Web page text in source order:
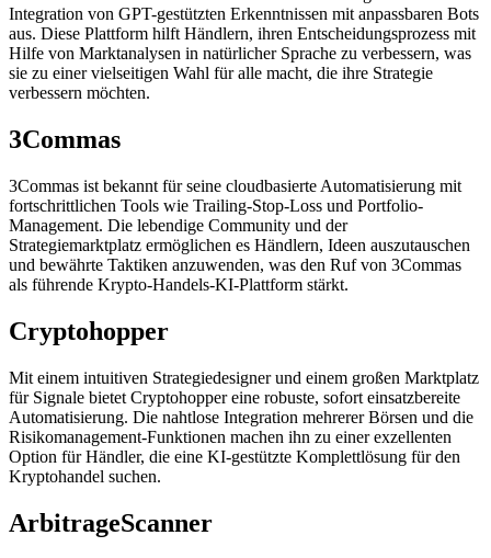
Integration von GPT-gestützten Erkenntnissen mit anpassbaren Bots
aus. Diese Plattform hilft Händlern, ihren Entscheidungsprozess mit
Hilfe von Marktanalysen in natürlicher Sprache zu verbessern, was
sie zu einer vielseitigen Wahl für alle macht, die ihre Strategie
verbessern möchten.
3Commas
3Commas ist bekannt für seine cloudbasierte Automatisierung mit
fortschrittlichen Tools wie Trailing-Stop-Loss und Portfolio-
Management. Die lebendige Community und der
Strategiemarktplatz ermöglichen es Händlern, Ideen auszutauschen
und bewährte Taktiken anzuwenden, was den Ruf von 3Commas
als führende Krypto-Handels-KI-Plattform stärkt.
Cryptohopper
Mit einem intuitiven Strategiedesigner und einem großen Marktplatz
für Signale bietet Cryptohopper eine robuste, sofort einsatzbereite
Automatisierung. Die nahtlose Integration mehrerer Börsen und die
Risikomanagement-Funktionen machen ihn zu einer exzellenten
Option für Händler, die eine KI-gestützte Komplettlösung für den
Kryptohandel suchen.
ArbitrageScanner